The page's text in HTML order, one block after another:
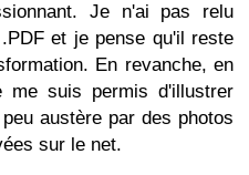
Je n'ai pas relu
et je pense qu'il reste
En revanche, en
me suis permis d'illustrer
austère par des photos
sur le net.